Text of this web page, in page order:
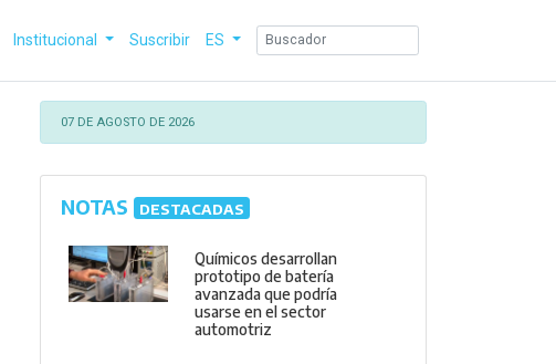
Institucional Suscribir ES
07 DE AGOSTO DE 2026
NOTAS DESTACADAS
Químicos desarrollan
prototipo de batería
avanzada que podría
usarse en el sector
automotriz